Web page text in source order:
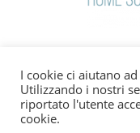
I cookie ci aiutano
Utilizzando i nostri
riportato l'utente
cookie.